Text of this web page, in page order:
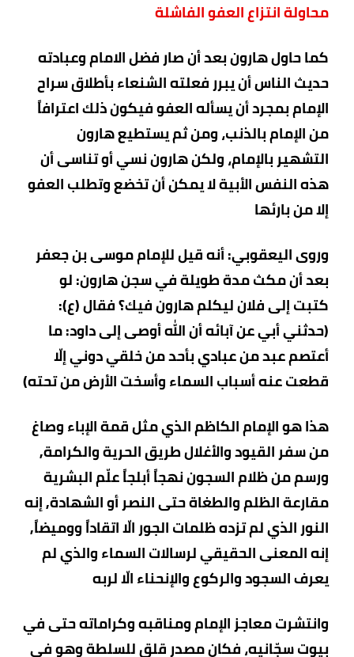
محاولة انتزاع العفو الفاشلة
كما حاول هارون بعد أن صار فضل الامام وعبادته
حديث الناس أن يبرر فعلته الشنعاء بأطلاق سراح
الإمام بمجرد أن يسأله العفو فيكون ذلك اعترافاً
من الإمام بالذنب، ومن ثم يستطيع هارون
التشهير بالإمام، ولكن هارون نسي أو تناسى أن
هذه النفس الأبية لا يمكن أن تخضع وتطلب العفو
إلا من بارئها
وروى اليعقوبي: أنه قيل للإمام موسى بن جعفر
بعد أن مكث مدة طويلة في سجن هارون: لو
كتبت إلى فلان ليكلم هارون فيك؟ فقال (ع):
(حدثني أبي عن آبائه أن الله أوصى إلى داود: ما
أعتصم عبد من عبادي بأحد من خلقي دوني إلّا
قطعت عنه أسباب السماء وأسخت الأرض من تحته)
هذا هو الإمام الكاظم الذي مثل قمة الإباء وصاغ
من سفر القيود والأغلال طريق الحرية والكرامة,
ورسم من ظلام السجون نهجاً أبلجاً علّم البشرية
مقارعة الظلم والطغاة حتى النصر أو الشهادة, إنه
النور الذي لم تزده ظلمات الجور الّا اتقاداً ووميضاً,
إنه المعنى الحقيقي لرسالات السماء والذي لم
يعرف السجود والركوع والإنحناء الّا لربه
وانتشرت معاجز الإمام ومناقبه وكراماته حتى في
بيوت سجّانيه، فكان مصدر قلق للسلطة وهو في